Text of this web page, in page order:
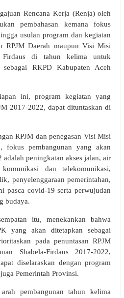
Rencana Kerja (Renja) oleh
pembahasan kemana fokus
usulan program dan kegiatan
RPJM Daerah maupun Visi Misi
Firdaus di tahun kelima untuk
RKPD Kabupaten Aceh
ini, program kegiatan yang
2017-2022, dapat dituntaskan di
RPJM dan penegasan Visi Misi
fokus pembangunan yang akan
adalah peningkatan akses jalan, air
dan telekomunikasi,
penyelenggaraan pemerintahan,
pasca covid-19 serta perwujudan
budaya.
itu, menekankan bahwa
yang akan ditetapkan sebagai
pada penuntasan RPJM
Shabela-Firdaus 2017-2022,
diselaraskan dengan program
Pemerintah Provinsi.
pembangunan tahun kelima